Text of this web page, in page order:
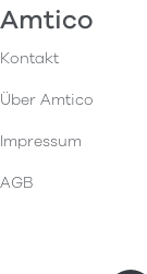
Amtico
Kontakt
Über Amtico
Impressum
AGB